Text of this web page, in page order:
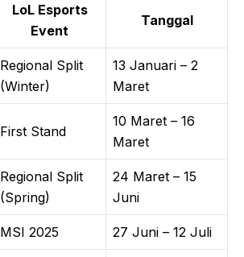
LoL Esports
Event
Tanggal
Regional Split
(Winter)
13 Januari – 2
Maret
First Stand
10 Maret – 16
Maret
Regional Split
(Spring)
24 Maret – 15
Juni
MSI 2025 27 Juni – 12 Juli